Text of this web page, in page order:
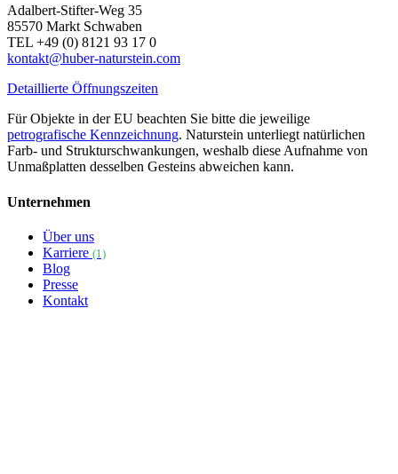
Adalbert-Stifter-Weg 35
85570 Markt Schwaben
TEL +49 (0) 8121 93 17 0
kontakt@huber-naturstein.com
Detaillierte Öffnungszeiten
Für Objekte in der EU beachten Sie bitte die jeweilige
petrografische Kennzeichnung. Naturstein unterliegt natürlichen
Farb- und Strukturschwankungen, weshalb diese Aufnahme von
Unmaßplatten desselben Gesteins abweichen kann.
Unternehmen
Über uns
Karriere (1)
Blog
Presse
Kontakt